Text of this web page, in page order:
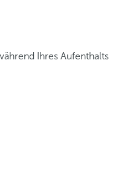
Ihres Aufenthalts